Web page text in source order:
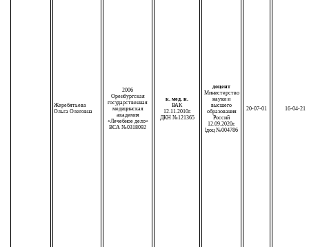
Жеребятьева
Ольга Олеговна
2006
Оренбургская
государственная
медицинская
академия
«Лечебное дело»
ВСА №0318092
к. мед. н.
ВАК
12.11.2010г.
ДКН №121365
доцент
Министерство
науки и
высшего
образования
Россий
12.09.2020г.
lдоц №004786
20-07-01 16-04-21